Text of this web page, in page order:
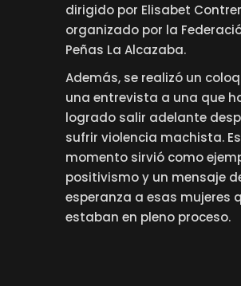
dirigido por Elisabet
organizado por la
Peñas La Alcazaba.
Además, se realizó un
una entrevista a una que
logrado salir adelante
sufrir violencia machista.
momento sirvió como
positivismo y un mensaje
esperanza a esas mujeres
estaban en pleno proceso.